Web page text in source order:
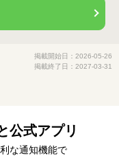
掲載開始日：2026-05-26
掲載終了日：2027-03-31
公式アプリ
な通知機能で